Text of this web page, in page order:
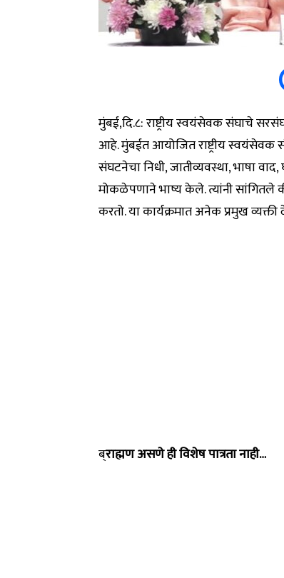
मुंबई,दि.८: राष्ट्रीय स्वयंसेवक संघाचे
आहे. मुंबईत आयोजित राष्ट्रीय स्वयंसेवक
संघटनेचा निधी, जातीव्यवस्था, भाषा
मोकळेपणाने भाष्य केले. त्यांनी सांगितले
करतो. या कार्यक्रमात अनेक प्रमुख
ब्राह्मण असणे ही विशेष पात्रता नाही…